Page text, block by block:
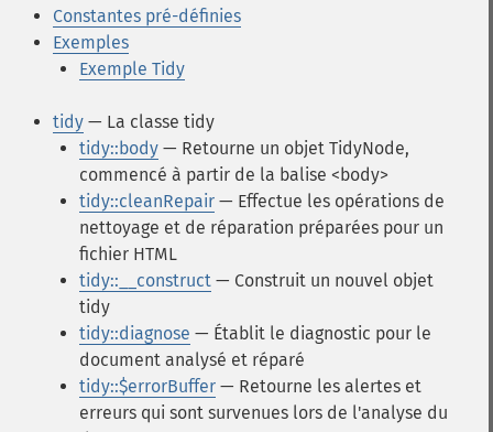
Constantes pré-définies
Exemples
Exemple Tidy
tidy — La classe tidy
tidy::body — Retourne un objet TidyNode,
commencé à partir de la balise <body>
tidy::cleanRepair — Effectue les opérations de
nettoyage et de réparation préparées pour un
fichier HTML
tidy::__construct — Construit un nouvel objet
tidy
tidy::diagnose — Établit le diagnostic pour le
document analysé et réparé
tidy::$errorBuffer — Retourne les alertes et
erreurs qui sont survenues lors de l'analyse du